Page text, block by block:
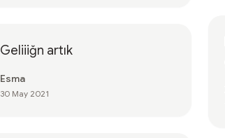
Geliiiğn artık
Esma
30 May 2021